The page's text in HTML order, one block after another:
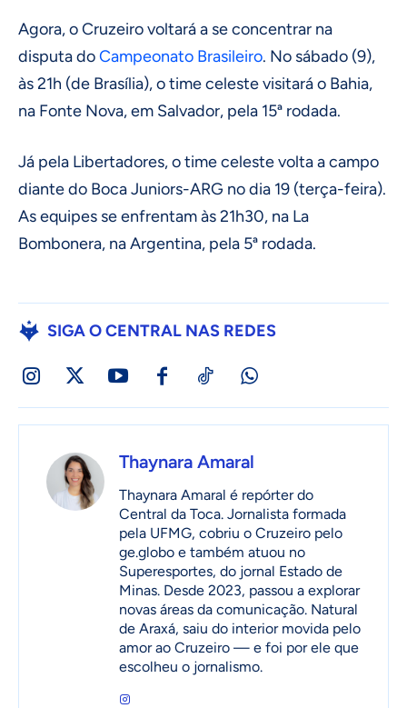
Agora, o Cruzeiro voltará a se concentrar na
disputa doCampeonato Brasileiro. No sábado (9),
às 21h (de Brasília), o time celeste visitará o Bahia,
na Fonte Nova, em Salvador, pela 15ª rodada.
Já pela Libertadores, o time celeste volta a campo
diante do Boca Juniors-ARG no dia 19 (terça-feira).
As equipes se enfrentam às 21h30, na La
Bombonera, na Argentina, pela 5ª rodada.
SIGA O CENTRAL NAS REDES
Thaynara Amaral
Thaynara Amaral é repórter do
Central da Toca. Jornalista formada
pela UFMG, cobriu o Cruzeiro pelo
ge.globo e também atuou no
Superesportes, do jornal Estado de
Minas. Desde 2023, passou a explorar
novas áreas da comunicação. Natural
de Araxá, saiu do interior movida pelo
amor ao Cruzeiro — e foi por ele que
escolheu o jornalismo.